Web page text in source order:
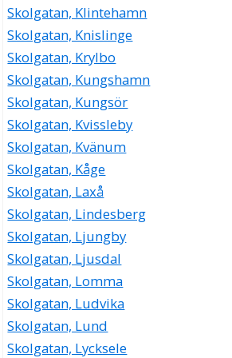
Skolgatan, Klintehamn
Skolgatan, Knislinge
Skolgatan, Krylbo
Skolgatan, Kungshamn
Skolgatan, Kungsör
Skolgatan, Kvissleby
Skolgatan, Kvänum
Skolgatan, Kåge
Skolgatan, Laxå
Skolgatan, Lindesberg
Skolgatan, Ljungby
Skolgatan, Ljusdal
Skolgatan, Lomma
Skolgatan, Ludvika
Skolgatan, Lund
Skolgatan, Lycksele